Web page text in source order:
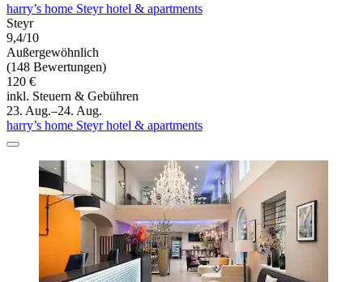
harry’s home Steyr hotel & apartments
Steyr
9,4/10
Außergewöhnlich
(148 Bewertungen)
120 €
inkl. Steuern & Gebühren
23. Aug.–24. Aug.
harry’s home Steyr hotel & apartments